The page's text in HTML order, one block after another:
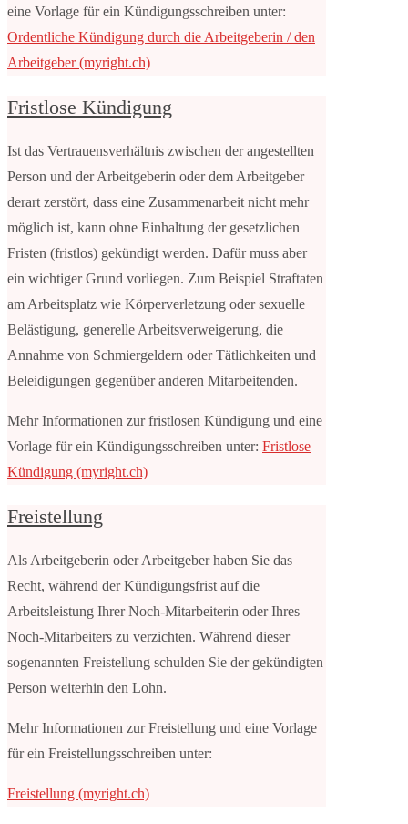
eine Vorlage für ein Kündigungsschreiben unter:
Ordentliche Kündigung durch die Arbeitgeberin / den
Arbeitgeber (myright.ch)
Fristlose Kündigung
Ist das Vertrauensverhältnis zwischen der angestellten
Person und der Arbeitgeberin oder dem Arbeitgeber
derart zerstört, dass eine Zusammenarbeit nicht mehr
möglich ist, kann ohne Einhaltung der gesetzlichen
Fristen (fristlos) gekündigt werden. Dafür muss aber
ein wichtiger Grund vorliegen. Zum Beispiel Straftaten
am Arbeitsplatz wie Körperverletzung oder sexuelle
Belästigung, generelle Arbeitsverweigerung, die
Annahme von Schmiergeldern oder Tätlichkeiten und
Beleidigungen gegenüber anderen Mitarbeitenden.
Mehr Informationen zur fristlosen Kündigung und eine
Vorlage für ein Kündigungsschreiben unter: Fristlose
Kündigung (myright.ch)
Freistellung
Als Arbeitgeberin oder Arbeitgeber haben Sie das
Recht, während der Kündigungsfrist auf die
Arbeitsleistung Ihrer Noch-Mitarbeiterin oder Ihres
Noch-Mitarbeiters zu verzichten. Während dieser
sogenannten Freistellung schulden Sie der gekündigten
Person weiterhin den Lohn.
Mehr Informationen zur Freistellung und eine Vorlage
für ein Freistellungsschreiben unter:
Freistellung (myright.ch)